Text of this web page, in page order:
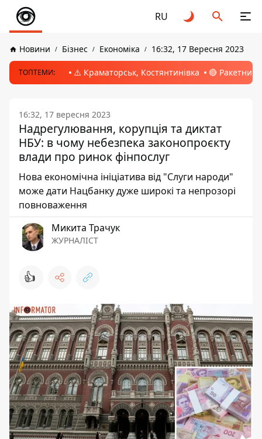
RU
Новини Бізнес Економіка 16:32, 17 Вересня 2023
ТОПТЕМИ: ⚠️ Краматорськ, Костянтинівка 🔴 Ракетний
16:32, 17 вересня 2023
Надрегулювання, корупція та диктат
НБУ: в чому небезпека законопроєкту
влади про ринок фінпослуг
Нова економічна ініціатива від "Слуги народи"
може дати Нацбанку дуже широкі та непрозорі
повноваження
Микита Трачук
ЖУРНАЛІСТ
👍